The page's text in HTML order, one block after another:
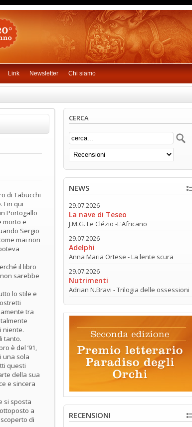
Link Newsletter Chi siamo
di Tabucchi
Fin qui
Portogallo
morto e
Sergio
mai non
il libro
sarebbe
lo stile e
tra
niente.
tanto.
è del ’91,
una sola
questi
della sua
e sincera
si sposta
a
di
CERCA
NEWS
29.07.2026
La nave di Teseo
J.M.G. Le Clézio -L'Africano
29.07.2026
Adelphi
Anna Maria Ortese - La lente scura
29.07.2026
Nutrimenti
Adrian N.Bravi - Trilogia delle ossessioni
RECENSIONI